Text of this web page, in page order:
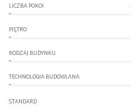
LICZBA POKOI
PIĘTRO
RODZAJ BUDYNKU
TECHNOLOGIA BUDOWLANA
STANDARD